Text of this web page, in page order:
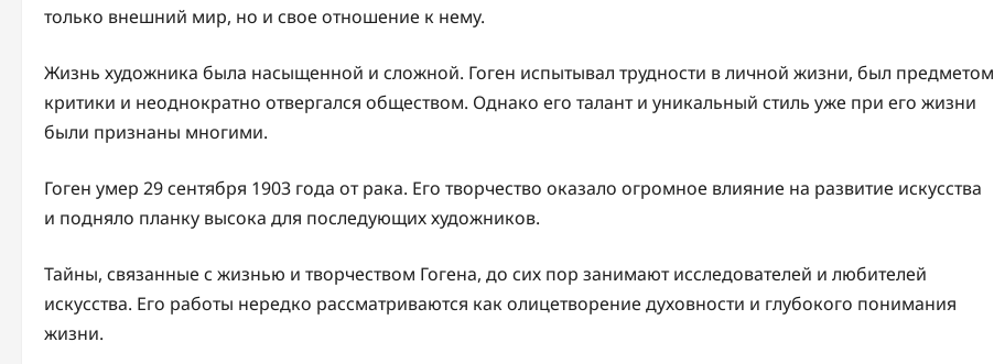
только внешний мир, но и свое отношение к нему.
Жизнь художника была насыщенной и сложной. Гоген испытывал трудности в личной жизни, был предметом
критики и неоднократно отвергался обществом. Однако его талант и уникальный стиль уже при его жизни
были признаны многими.
Гоген умер 29 сентября 1903 года от рака. Его творчество оказало огромное влияние на развитие искусства
и подняло планку высока для последующих художников.
Тайны, связанные с жизнью и творчеством Гогена, до сих пор занимают исследователей и любителей
искусства. Его работы нередко рассматриваются как олицетворение духовности и глубокого понимания
жизни.